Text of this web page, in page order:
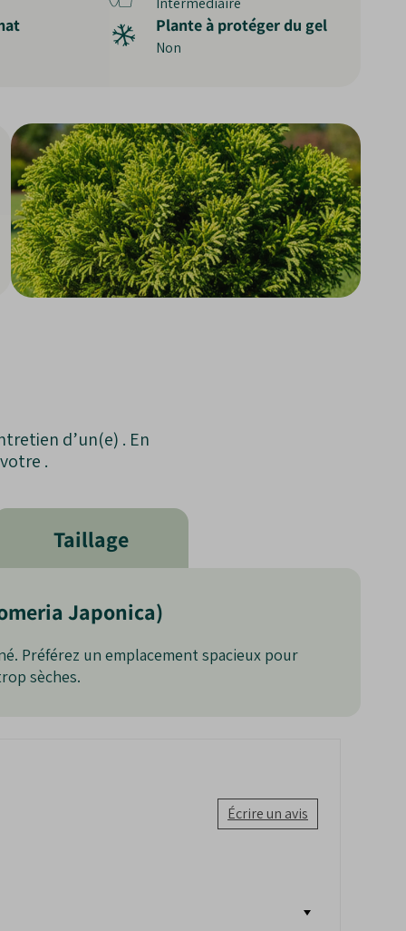
Plante à protéger du gel
Non
d’un(e) . En
.
Taillage
Japonica)
Préférez un emplacement spacieux pour
sèches.
Écrire un avis